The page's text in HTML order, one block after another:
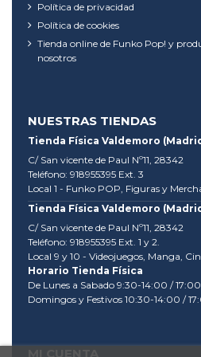
Política de privacidad
Política de cookies
Tienda online de Funko Pop! y
nosotros
NUESTRAS TIENDAS
Tienda Física Valdemoro
C/ San vicente de Paul Nº11, 28342
Teléfono: 918955395 Ext. 3
Local 1 - Funko POP, Figuras y
Tienda Física Valdemoro
C/ San vicente de Paul Nº11, 28342
Teléfono: 918955395 Ext. 1 y 2.
Local 9 y 10 - Videojuegos, Manga,
Horario Tienda Física
De Lunes a Sabado 9:30-14:00 /
Domingos y Festivos 10:30-14:00 /